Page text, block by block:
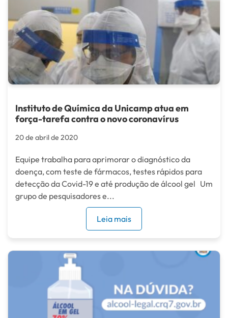
Instituto de Química da Unicamp atua em
força-tarefa contra o novo coronavírus
20 de abril de 2020
Equipe trabalha para aprimorar o diagnóstico da
doença, com teste de fármacos, testes rápidos para
detecção da Covid-19 e até produção de álcool gel Um
grupo de pesquisadores e...
Leia mais